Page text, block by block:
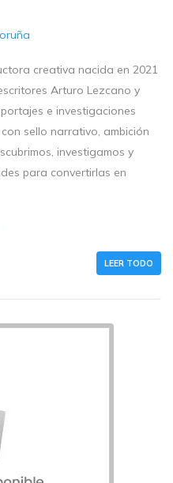
creativa nacida en 2021
Arturo Lezcano y
e investigaciones
sello narrativo, ambición
investigamos y
para convertirlas en
LEER TODO